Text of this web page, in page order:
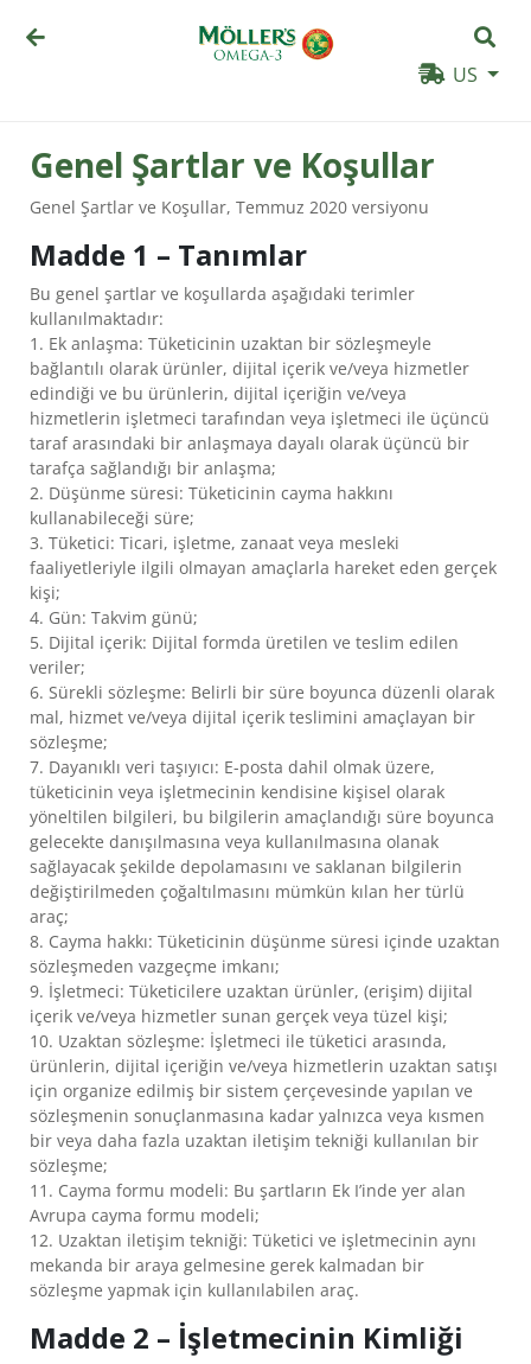
US
Genel Şartlar ve Koşullar
Genel Şartlar ve Koşullar, Temmuz 2020 versiyonu
Madde 1 – Tanımlar
Bu genel şartlar ve koşullarda aşağıdaki terimler
kullanılmaktadır:
1. Ek anlaşma: Tüketicinin uzaktan bir sözleşmeyle
bağlantılı olarak ürünler, dijital içerik ve/veya hizmetler
edindiği ve bu ürünlerin, dijital içeriğin ve/veya
hizmetlerin işletmeci tarafından veya işletmeci ile üçüncü
taraf arasındaki bir anlaşmaya dayalı olarak üçüncü bir
tarafça sağlandığı bir anlaşma;
2. Düşünme süresi: Tüketicinin cayma hakkını
kullanabileceği süre;
3. Tüketici: Ticari, işletme, zanaat veya mesleki
faaliyetleriyle ilgili olmayan amaçlarla hareket eden gerçek
kişi;
4. Gün: Takvim günü;
5. Dijital içerik: Dijital formda üretilen ve teslim edilen
veriler;
6. Sürekli sözleşme: Belirli bir süre boyunca düzenli olarak
mal, hizmet ve/veya dijital içerik teslimini amaçlayan bir
sözleşme;
7. Dayanıklı veri taşıyıcı: E-posta dahil olmak üzere,
tüketicinin veya işletmecinin kendisine kişisel olarak
yöneltilen bilgileri, bu bilgilerin amaçlandığı süre boyunca
gelecekte danışılmasına veya kullanılmasına olanak
sağlayacak şekilde depolamasını ve saklanan bilgilerin
değiştirilmeden çoğaltılmasını mümkün kılan her türlü
araç;
8. Cayma hakkı: Tüketicinin düşünme süresi içinde uzaktan
sözleşmeden vazgeçme imkanı;
9. İşletmeci: Tüketicilere uzaktan ürünler, (erişim) dijital
içerik ve/veya hizmetler sunan gerçek veya tüzel kişi;
10. Uzaktan sözleşme: İşletmeci ile tüketici arasında,
ürünlerin, dijital içeriğin ve/veya hizmetlerin uzaktan satışı
için organize edilmiş bir sistem çerçevesinde yapılan ve
sözleşmenin sonuçlanmasına kadar yalnızca veya kısmen
bir veya daha fazla uzaktan iletişim tekniği kullanılan bir
sözleşme;
11. Cayma formu modeli: Bu şartların Ek I’inde yer alan
Avrupa cayma formu modeli;
12. Uzaktan iletişim tekniği: Tüketici ve işletmecinin aynı
mekanda bir araya gelmesine gerek kalmadan bir
sözleşme yapmak için kullanılabilen araç.
Madde 2 – İşletmecinin Kimliği